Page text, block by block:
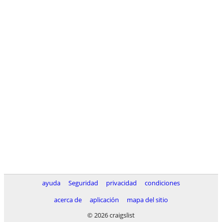
ayuda Seguridad privacidad
condiciones
acerca de
aplicación
mapa del sitio
© 2026 craigslist